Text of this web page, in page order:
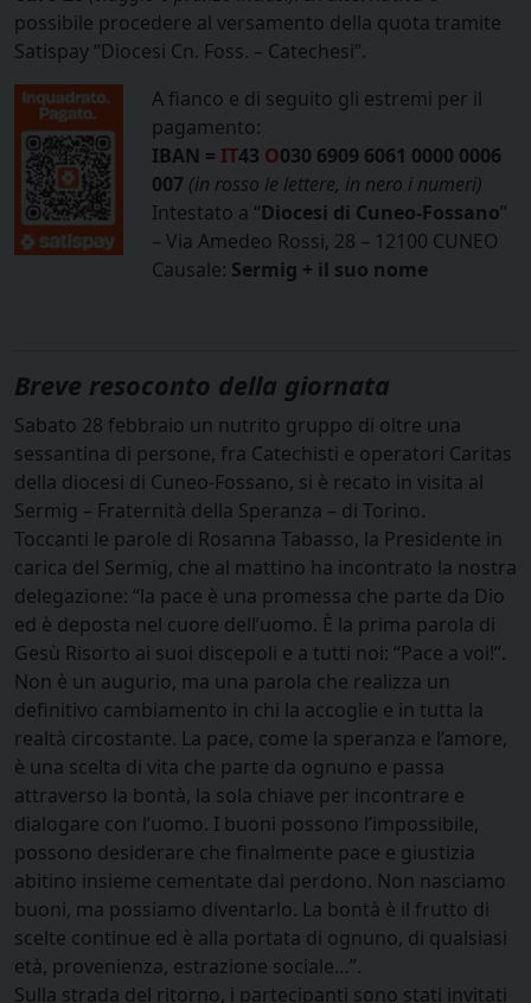
possibile procedere al versamento della quota tramite
Satispay “Diocesi Cn. Foss. – Catechesi”.
A fianco e di seguito gli estremi per il
pagamento:
IBAN = IT43 O030 6909 6061 0000 0006
007 (in rosso le lettere, in nero i numeri)
Intestato a “Diocesi di Cuneo-Fossano”
– Via Amedeo Rossi, 28 – 12100 CUNEO
Causale: Sermig + il suo nome
Breve resoconto della giornata
Sabato 28 febbraio un nutrito gruppo di oltre una
sessantina di persone, fra Catechisti e operatori Caritas
della diocesi di Cuneo-Fossano, si è recato in visita al
Sermig – Fraternità della Speranza – di Torino.
Toccanti le parole di Rosanna Tabasso, la Presidente in
carica del Sermig, che al mattino ha incontrato la nostra
delegazione: “la pace è una promessa che parte da Dio
ed è deposta nel cuore dell’uomo. È la prima parola di
Gesù Risorto ai suoi discepoli e a tutti noi: “Pace a voi!”.
Non è un augurio, ma una parola che realizza un
definitivo cambiamento in chi la accoglie e in tutta la
realtà circostante. La pace, come la speranza e l’amore,
è una scelta di vita che parte da ognuno e passa
attraverso la bontà, la sola chiave per incontrare e
dialogare con l’uomo. I buoni possono l’impossibile,
possono desiderare che finalmente pace e giustizia
abitino insieme cementate dal perdono. Non nasciamo
buoni, ma possiamo diventarlo. La bontà è il frutto di
scelte continue ed è alla portata di ognuno, di qualsiasi
età, provenienza, estrazione sociale…”.
Sulla strada del ritorno, i partecipanti sono stati invitati